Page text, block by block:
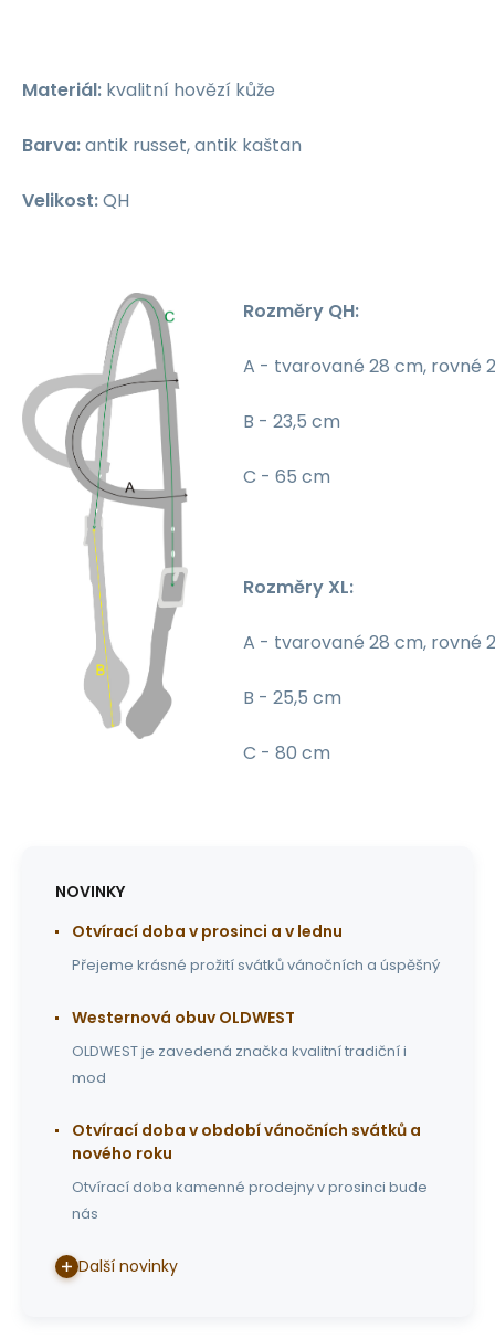
Materiál: kvalitní hovězí kůže
Barva:antik russet, antik kaštan
Velikost:QH
Rozměry QH:
A - tvarované 28 cm, rovné
B - 23,5 cm
C - 65 cm
Rozměry XL:
A - tvarované 28 cm, rovné
B - 25,5 cm
C - 80 cm
NOVINKY
Otvírací doba v prosinci a v lednu
Přejeme krásné prožití svátků vánočních a úspěšný
Westernová obuv OLDWEST
OLDWEST je zavedená značka kvalitní tradiční i
mod
Otvírací doba v období vánočních svátků a
nového roku
Otvírací doba kamenné prodejny v prosinci bude
nás
Další novinky